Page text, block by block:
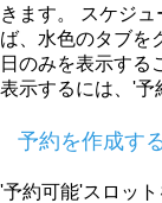
きます。 スケジ
ば、水色のタブを
日のみを表示する
表示するには、'予
予約を作成す
'予約可能'スロッ